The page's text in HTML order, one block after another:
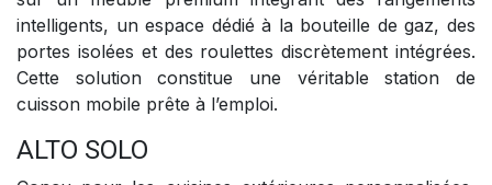
intelligents, un espace dédié à la bouteille de gaz, des
portes isolées et des roulettes discrètement intégrées.
Cette solution constitue une véritable station de
cuisson mobile prête à l’emploi.
ALTO SOLO